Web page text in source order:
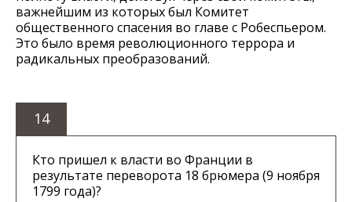
важнейшим из которых был Комитет
общественного спасения во главе с Робеспьером.
Это было время революционного террора и
радикальных преобразований.
14
Кто пришел к власти во Франции в
результате переворота 18 брюмера (9 ноября
1799 года)?